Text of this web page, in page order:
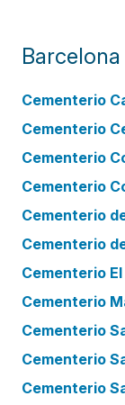
Barcelona
Cementerio
Cementerio
Cementerio
Cementerio
Cementerio
Cementerio
Cementerio
Cementerio
Cementerio
Cementerio
Cementerio